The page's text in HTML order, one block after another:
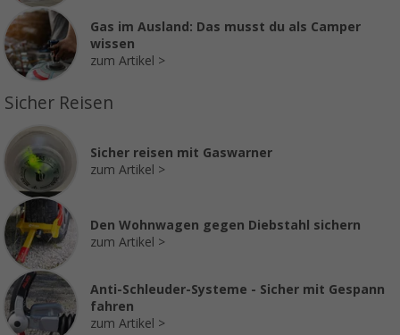
Gas im Ausland: Das musst du als Camper
wissen
zum Artikel
Sicher Reisen
Sicher reisen mit Gaswarner
zum Artikel
Den Wohnwagen gegen Diebstahl sichern
zum Artikel
Anti-Schleuder-Systeme - Sicher mit Gespann
fahren
zum Artikel